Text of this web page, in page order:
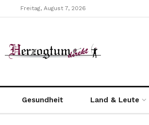
Freitag, August 7, 2026
Gesundheit Land & Leute